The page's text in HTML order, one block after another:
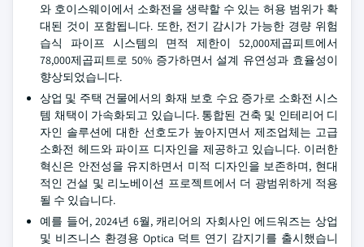
와 호이스웨이에서 소화전을 생략할 수 있는 허용 범위가 확
대된 것이 포함됩니다. 또한, 전기 감시가 가능한 경량 위험
습식 파이프 시스템의 면적 제한이 52,000제곱피트에서
78,000제곱피트로 50% 증가하면서 설계 유연성과 효율성이
향상되었습니다.
상업 및 주택 건물에서의 화재 보호 수요 증가로 소화전 시스
템 채택이 가속화되고 있습니다. 통합된 건축 및 인테리어 디
자인 솔루션에 대한 선호도가 높아지면서 제조업체는 고급
소화전 헤드와 파이프 디자인을 제공하고 있습니다. 이러한
혁신은 안전성을 유지하면서 미적 디자인을 보존하며, 현대
적인 건설 및 리노베이션 프로젝트에서 더 광범위하게 적용
될 수 있습니다.
예를 들어, 2024년 6월, 캐리어의 자회사인 에드워즈는 상업
및 비즈니스 환경용 Optica 덕트 연기 감지기를 출시했습니